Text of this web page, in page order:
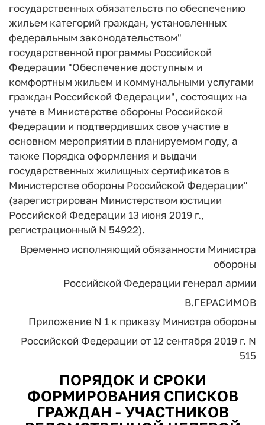
государственных обязательств по обеспечению
жильем категорий граждан, установленных
федеральным законодательством"
государственной программы Российской
Федерации "Обеспечение доступным и
комфортным жильем и коммунальными услугами
граждан Российской Федерации", состоящих на
учете в Министерстве обороны Российской
Федерации и подтвердивших свое участие в
основном мероприятии в планируемом году, а
также Порядка оформления и выдачи
государственных жилищных сертификатов в
Министерстве обороны Российской Федерации"
(зарегистрирован Министерством юстиции
Российской Федерации 13 июня 2019 г.,
регистрационный N 54922).
Временно исполняющий обязанности Министра
обороны
Российской Федерации генерал армии
В.ГЕРАСИМОВ
Приложение N 1 к приказу Министра обороны
Российской Федерации от 12 сентября 2019 г. N
515
ПОРЯДОК И СРОКИ
ФОРМИРОВАНИЯ СПИСКОВ
ГРАЖДАН - УЧАСТНИКОВ